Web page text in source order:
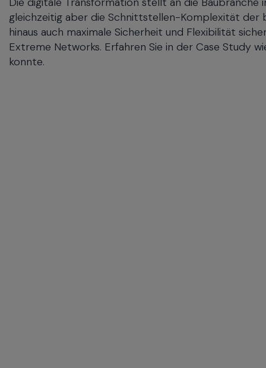
menu
and
escape
will
gleichzeitig aber die Schnittstellen-Komplexität der
hinaus auch maximale Sicherheit und Flexibilität
Extreme Networks. Erfahren Sie in der Case Study
konnte.